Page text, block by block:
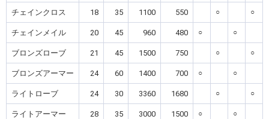
チェインクロス 18 35 1100 550 ○ ○
チェインメイル 20 45 960 480 ○ ○
ブロンズローブ 21 45 1500 750 ○ ○
ブロンズアーマー 24 60 1400 700 ○ ○
ライトローブ 24 30 3360 1680 ○ ○
ライトアーマー 28 35 3000 1500 ○ ○